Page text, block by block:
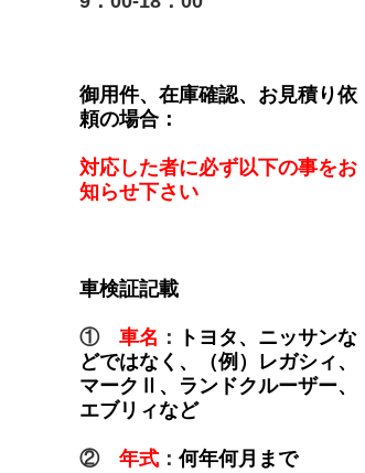
御用件、在庫確認、お見積り依
頼の場合：
対応した者に必ず以下の事をお
知らせ下さい
車検証記載
① 車名 ：
トヨタ、ニッサンな
どではなく、（例）レガシィ、
マークⅡ、ランドクルーザー、
エブリィなど
② 年式 ： 何年何月まで